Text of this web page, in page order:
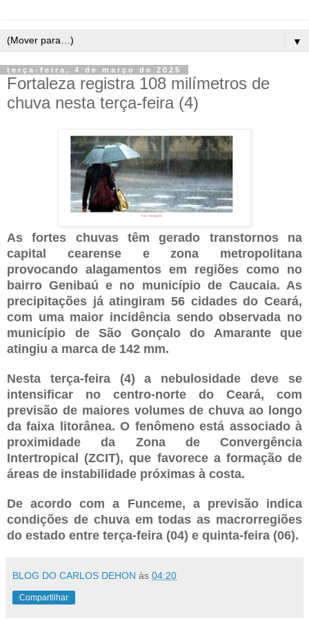
▼
terça-feira, 4 de março de 2025
Fortaleza registra 108 milímetros de
chuva nesta terça-feira (4)
As fortes chuvas têm gerado transtornos na
capital cearense e zona metropolitana
provocando alagamentos em regiões como no
bairro Genibaú e no município de Caucaia. As
precipitações já atingiram 56 cidades do Ceará,
com uma maior incidência sendo observada no
município de São Gonçalo do Amarante que
atingiu a marca de 142 mm.
Nesta terça-feira (4) a nebulosidade deve se
intensificar no centro-norte do Ceará, com
previsão de maiores volumes de chuva ao longo
da faixa litorânea. O fenômeno está associado à
proximidade da Zona de Convergência
Intertropical (ZCIT), que favorece a formação de
áreas de instabilidade próximas à costa.
De acordo com a Funceme, a previsão indica
condições de chuva em todas as macrorregiões
do estado entre terça-feira (04) e quinta-feira (06).
BLOG DO CARLOS DEHON às 04:20
Compartilhar